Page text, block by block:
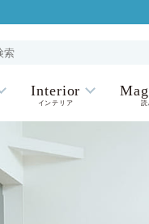
Interior
インテリア 読